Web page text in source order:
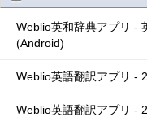
Weblio英和辞典アプリ -
(Android)
Weblio英語翻訳アプリ -
Weblio英語翻訳アプリ -